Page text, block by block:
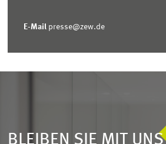
E-Mail presse@zew.de
BLEIBEN SIE MIT UNS